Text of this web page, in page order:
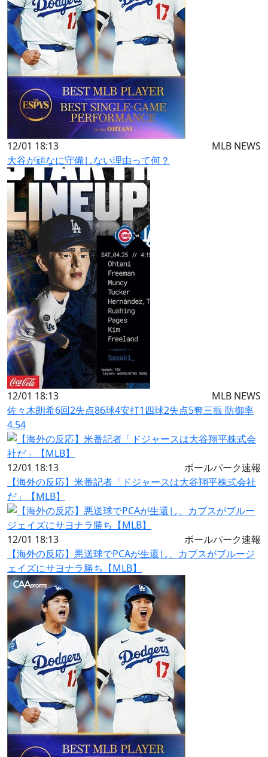
12/01 18:13
MLB NEWS
大谷が頑なに守備しない理由って何？
12/01 18:13
MLB NEWS
佐々木朗希6回2失点86球4安打1四球2失点5奪三振 防御率
4.54
12/01 18:13
ボールパーク速報
【海外の反応】米番記者「ドジャースは大谷翔平株式会社
だ」【MLB】
12/01 18:13
ボールパーク速報
【海外の反応】悪送球でPCAが生還し、カブスがブルージ
ェイズにサヨナラ勝ち【MLB】